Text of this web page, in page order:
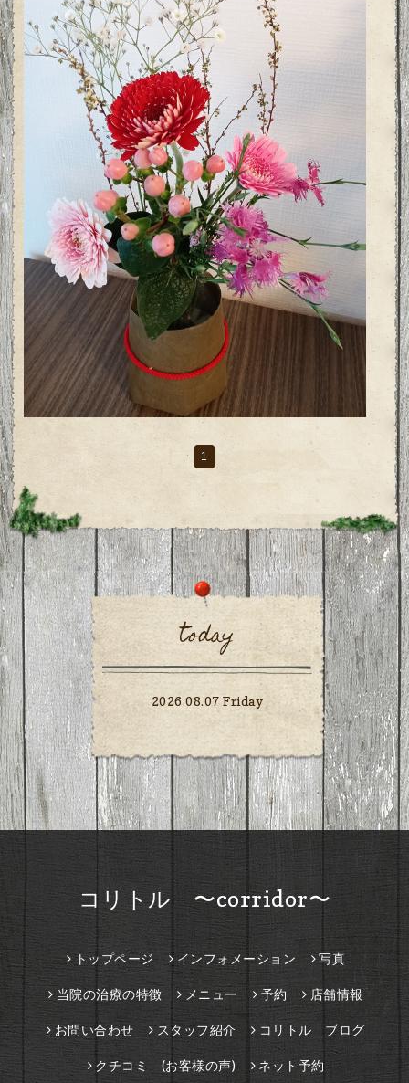
1
today
2026.08.07 Friday
コリトル 〜corridor〜
トップページ インフォメーション 写真
当院の治療の特徴 メニュー 予約 店舗情報
お問い合わせ スタッフ紹介 コリトル ブログ
クチコミ (お客様の声) ネット予約